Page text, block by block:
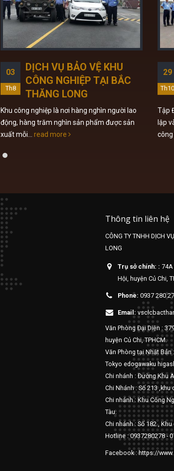
03
Th8
DỊCH VỤ BẢO VỆ KHU
CÔNG NGHIỆP TẠI BẮC
THĂNG LONG
Khu công nghiệp là nơi hàng nghìn người lao
động, hàng trăm nghìn sản phẩm được sản
xuất mỗi... read more
29
Th10
Tập
lập
công
Thông tin liên hệ
CÔNG TY TNHH DỊCH
LONG
Trụ sở chính: :
Hội, huyện Củ Chi,
Phone: 0937 280
Email:
Văn Phòng Đại Diện :
huyện Củ Chi, TPHCM.
Văn Phòng tại Nhật
Tokyo edogawaku
Chi nhánh : Đường Khu
Chi Nhánh : Số 213
Chi nhánh : Khu Công
Tàu.
Chi nhánh : Số 182 ,
Hotline : 0937280278 -
Facebook : https://